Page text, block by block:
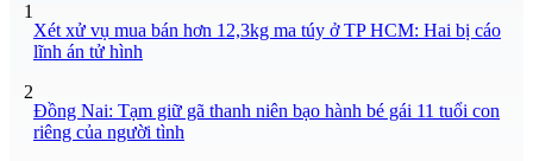
1
Xét xử vụ mua bán hơn 12,3kg ma túy ở TP HCM: Hai bị cáo
lĩnh án tử hình
2
Đồng Nai: Tạm giữ gã thanh niên bạo hành bé gái 11 tuổi con
riêng của người tình